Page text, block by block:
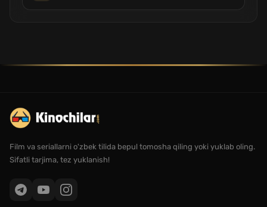
Film va seriallarni o'zbek tilida bepul tomosha qiling yoki yuklab oling.
Sifatli tarjima, tez yuklanish!